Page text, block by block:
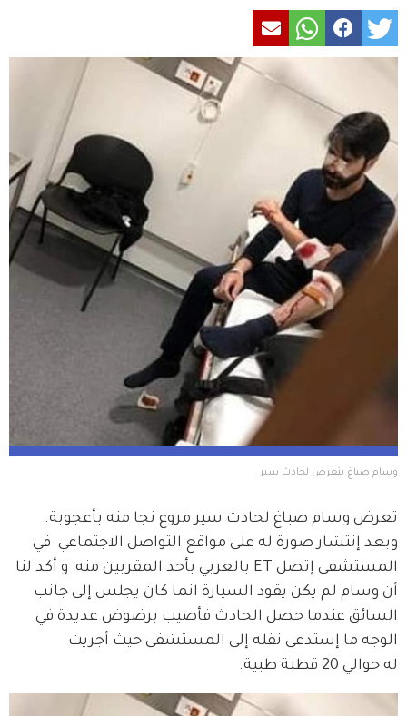
وسام صباغ يتعرض لحادث سير
تعرض وسام صباغ لحادث سير مروع نجا منه بأعجوبة.
وبعد إنتشار صورة له على مواقع التواصل الاجتماعي  في
المستشفى إتصل ET بالعربي بأحد المقربين منه  و أكد لنا
أن وسام لم يكن يقود السيارة انما كان يجلس إلى جانب
السائق عندما حصل الحادث فأصيب برضوض عديدة في
الوجه ما إستدعى نقله إلى المستشفى حيث أجريت
له حوالي 20 قطبة طبية.